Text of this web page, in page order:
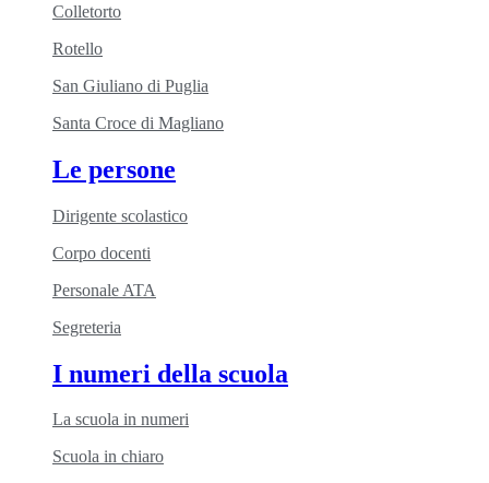
Colletorto
Rotello
San Giuliano di Puglia
Santa Croce di Magliano
Le persone
Dirigente scolastico
Corpo docenti
Personale ATA
Segreteria
I numeri della scuola
La scuola in numeri
Scuola in chiaro